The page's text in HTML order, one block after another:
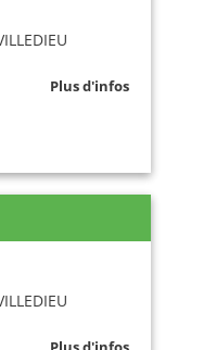
Plus d'infos